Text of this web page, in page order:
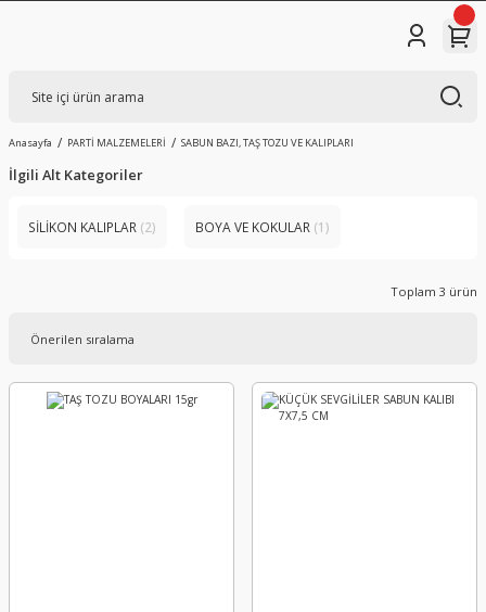
Anasayfa PARTİ MALZEMELERİ SABUN BAZI, TAŞ TOZU VE KALIPLARI
İlgili Alt Kategoriler
SİLİKON KALIPLAR (2) BOYA VE KOKULAR (1)
Toplam 3 ürün